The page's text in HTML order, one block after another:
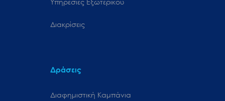
Υπηρεσίες Εξωτερικού
Διακρίσεις
Δράσεις
Διαφημιστική Καμπάνια